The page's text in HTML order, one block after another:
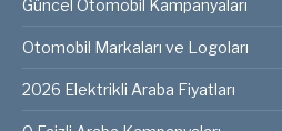
Güncel Otomobil Kampanyaları
Otomobil Markaları ve Logoları
2026 Elektrikli Araba Fiyatları